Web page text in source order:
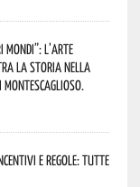
Mondi”: l’arte
la storia nella
Montescaglioso.
e regole: tutte